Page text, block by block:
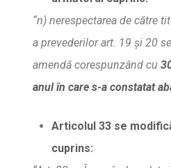
“n) nerespectarea de către
a prevederilor art. 19și 20
amendă corespunzând cu
anul în care s-a constatat
Articolul 33 se modific
cuprins: